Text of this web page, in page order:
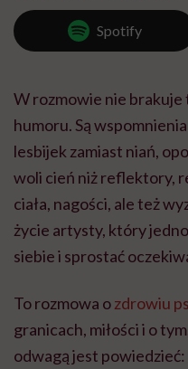
Spotify
W rozmowie nie brakuje
humoru. Są
lesbijek zamiast niań,
woli cień niż reflektory,
ciała, nagości, ale też
życie artysty, który
siebie i sprostać
To rozmowa ozdrowiu
granicach, miłości i o
odwagą jest powiedzieć: